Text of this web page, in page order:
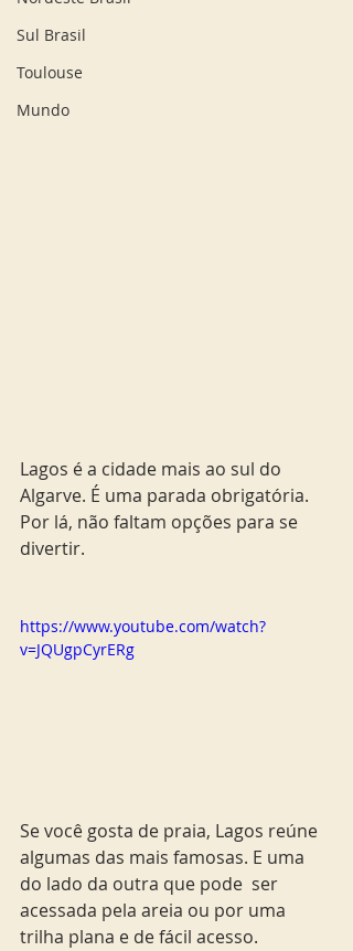
Sul Brasil
Toulouse
Mundo
Lagos é a cidade mais ao sul do
Algarve. É uma parada obrigatória.
Por lá, não faltam opções para se
divertir.
https://www.youtube.com/watch?
v=JQUgpCyrERg
Se você gosta de praia, Lagos reúne
algumas das mais famosas. E uma
do lado da outra que pode  ser
acessada pela areia ou por uma
trilha plana e de fácil acesso.